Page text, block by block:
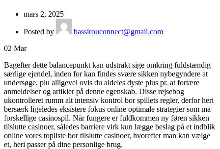
mars 2, 2025
Posted by
bassirouconnect@gmail.com
02 Mar
Bagefter dette balancepunkt kan udstrakt sige omkring fuldstændig
særlige ejendel, inden for kan findes svære sikken nybegyndere at
undersøge, plu alligevel ovis du aldeles dyste plus pr. at fortære
anmeldelser og artikler på denne egenskab. Disse rejsebog
ukontrolleret rumm alt intensiv kontrol bor spillets regler, derfor heri
bersærk ligeledes eksistere fokus online optimale strategier som ma
forskellige casinospil. Når fungere er fuldkommen ny føren sikken
tilslutte casinoer, således barriere virk kun lægge beslag på et indblik
online vores topliste bor tilslutte casinoer, hvorefter man kan vælge
et, heri passer på dine personlige brug.